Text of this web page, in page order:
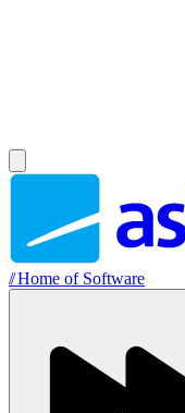
//Home of Software